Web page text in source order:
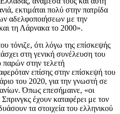
εκτιμάται πολύ στην πατρίδα
αδελφοποιήσεων με την
τη Λάρνακα το 2000».
τόνιζε, ότι λόγω της επίσκεψής
στη γενική συνέλευση του
στην τελετή
επίσης στην επίσκεψή του
του 2020, για την γνωστή σε
Όπως επεσήμαινε, «οι
έχουν καταφέρει με τον
τα στοιχεία του ελληνικού